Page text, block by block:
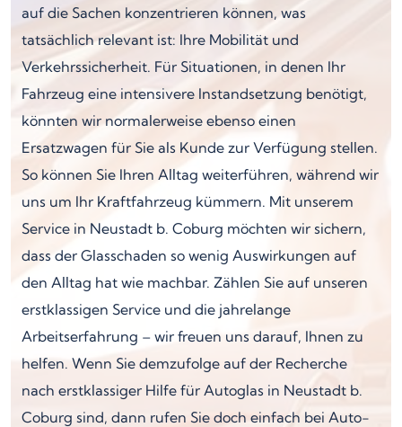
auf die Sachen konzentrieren können, was
tatsächlich relevant ist: Ihre Mobilität und
Verkehrssicherheit. Für Situationen, in denen Ihr
Fahrzeug eine intensivere Instandsetzung benötigt,
könnten wir normalerweise ebenso einen
Ersatzwagen für Sie als Kunde zur Verfügung stellen.
So können Sie Ihren Alltag weiterführen, während wir
uns um Ihr Kraftfahrzeug kümmern. Mit unserem
Service in Neustadt b. Coburg möchten wir sichern,
dass der Glasschaden so wenig Auswirkungen auf
den Alltag hat wie machbar. Zählen Sie auf unseren
erstklassigen Service und die jahrelange
Arbeitserfahrung – wir freuen uns darauf, Ihnen zu
helfen. Wenn Sie demzufolge auf der Recherche
nach erstklassiger Hilfe für Autoglas in Neustadt b.
Coburg sind, dann rufen Sie doch einfach bei Auto-